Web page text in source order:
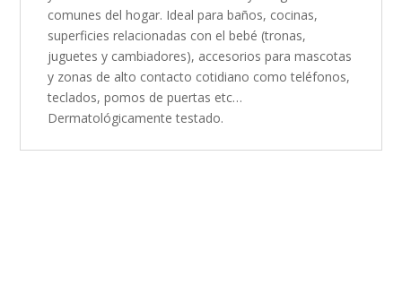
comunes del hogar. Ideal para baños, cocinas,
superficies relacionadas con el bebé (tronas,
juguetes y cambiadores), accesorios para mascotas
y zonas de alto contacto cotidiano como teléfonos,
teclados, pomos de puertas etc…
Dermatológicamente testado.